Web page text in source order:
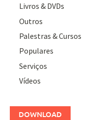
Livros & DVDs
Outros
Palestras & Cursos
Populares
Serviços
Vídeos
DOWNLOAD